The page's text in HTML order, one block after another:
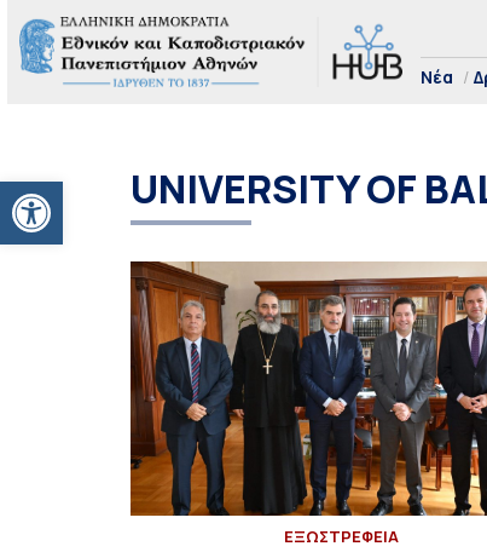
Ανοίξτε τη γραμμή εργαλείων
Νέα
UNIVERSITY OF
EΞΩΣΤΡΕΦΕΙΑ